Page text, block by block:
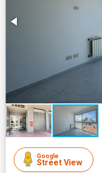
Google
Street View